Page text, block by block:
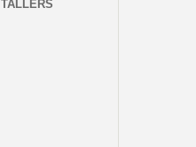
TALLERS